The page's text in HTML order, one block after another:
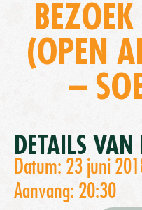
(OPEN
–
DETAILS
Datum: 23 juni
Aanvang: 20:30